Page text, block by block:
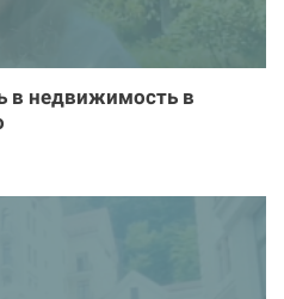
в недвижимость в